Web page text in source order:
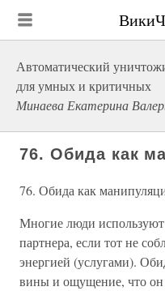
Автоматический
для умных и критичных
Минаева Екатерина
76. Обида как
76. Обида как
Многие люди используют
партнера, если тот не
энергией (услугами).
вины и ощущение, что он